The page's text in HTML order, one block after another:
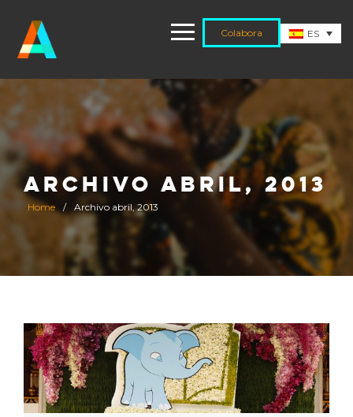
Colabora ES
ARCHIVO ABRIL, 2013
Home / Archivo abril, 2013